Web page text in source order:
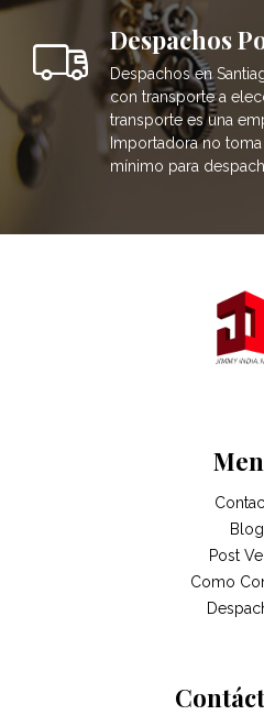
Despachos
Despachos en
con transporte a
transporte es una
Importadora no
mínimo para
Blog
Post
Como